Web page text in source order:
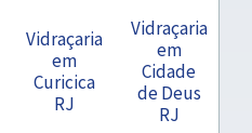
Vidraçaria
em
Curicica
RJ
Vidraçaria
em
Cidade
de Deus
RJ